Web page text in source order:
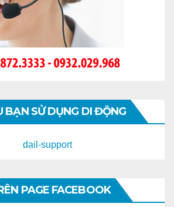
BẠN SỬ DỤNG DI ĐỘNG
PAGE FACEBOOK